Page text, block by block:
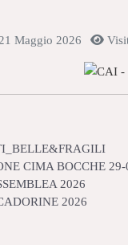
Maggio 2026
CIMA BOCCHE 29-
2026
2026